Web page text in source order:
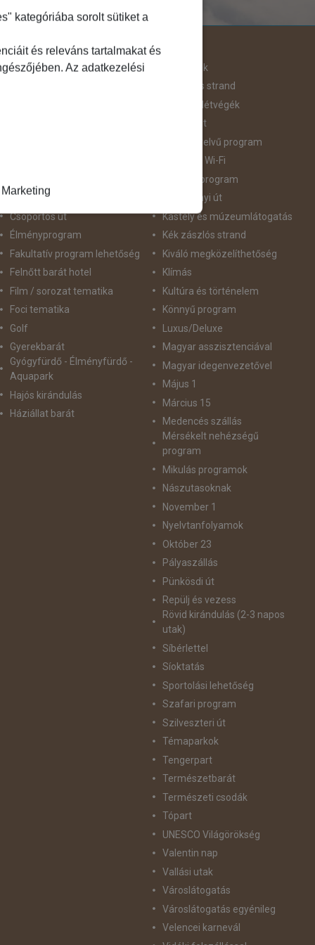
Útjellemző
Adventi út
Csillagtúra
Csoportos út
Élményprogram
Fakultatív program lehetőség
Felnőtt barát hotel
Film / sorozat tematika
Foci tematika
Golf
Gyerekbarát
Gyógyfürdő - Élményfürdő -
Aquapark
Hajós kirándulás
Háziállat barát
Hegyvidék
Homokos strand
Hosszú Hétvégék
Húsvéti út
idegennyelvű program
Ingyenes Wi-Fi
Intenzív program
Karácsonyi út
Kastély és múzeumlátogatás
Kék zászlós strand
Kiváló megközelíthetőség
Klímás
Kultúra és történelem
Könnyű program
Luxus/Deluxe
Magyar asszisztenciával
Magyar idegenvezetővel
Május 1
Március 15
Medencés szállás
Mérsékelt nehézségű
program
Mikulás programok
Nászutasoknak
November 1
Nyelvtanfolyamok
Október 23
Pályaszállás
Pünkösdi út
Repülj és vezess
Rövid kirándulás (2-3 napos
utak)
Síbérlettel
Síoktatás
Sportolási lehetőség
Szafari program
Szilveszteri út
Témaparkok
Tengerpart
Természetbarát
Természeti csodák
Tópart
UNESCO Világörökség
Valentin nap
Vallási utak
Városlátogatás
Városlátogatás egyénileg
Velencei karnevál
kategóriába sorolt sütiket a
és releváns tartalmakat és
Az adatkezelési
Marketing